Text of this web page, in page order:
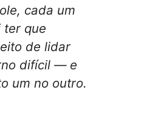
cada um
ter que
de lidar
difícil ― e
um no outro.